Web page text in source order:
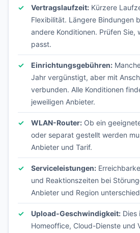
Vertragslaufzeit: Kürzere
Flexibilität. Längere Bindungen
andere Konditionen. Prüfen Sie,
passt.
Einrichtungsgebühren:
Jahr vergünstigt, aber mit
verbunden. Alle Konditionen
jeweiligen Anbieter.
WLAN-Router: Ob ein
oder separat gestellt werden
Anbieter und Tarif.
Serviceleistungen:
und Reaktionszeiten bei
Anbieter und Region
Upload-Geschwindigkeit: Dies
Homeoffice, Cloud-Dienste und